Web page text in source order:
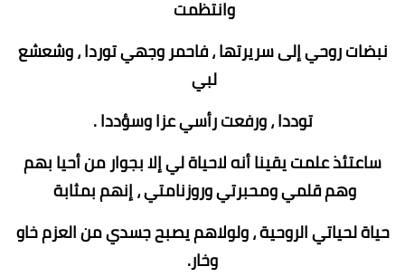
وانتظمت
نبضات روحي إلى سريرتها ، فاحمر وجهي توردا ، وشعشع
لبي
توددا ، ورفعت رأسي عزا وسؤددا .
ساعتئذ علمت يقينا أنه لاحياة لي إلا بجوار من أحيا بهم
وهم قلمي ومحبرتي وروزنامتي ، إنهم بمثابة
حياة لحياتي الروحية ، ولولاهم يصبح جسدي من العزم خاو
وخار.